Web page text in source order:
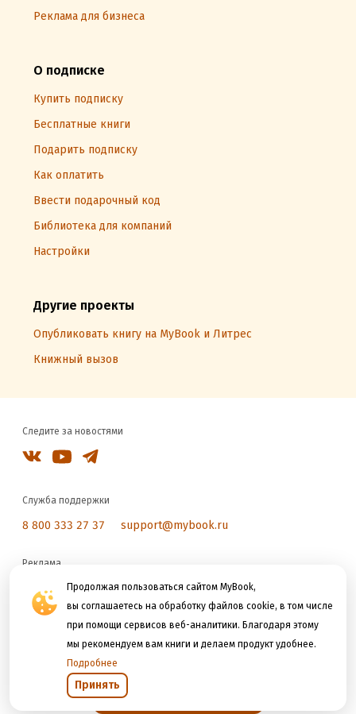
Продолжая пользоваться сайтом MyBook,
вы соглашаетесь на обработку файлов cookie, в том числе
при помощи сервисов веб-аналитики. Благодаря этому
мы рекомендуем вам книги и делаем продукт удобнее.
Подробнее
Принять
Реклама для бизнеса
О подписке
Купить подписку
Бесплатные книги
Подарить подписку
Как оплатить
Ввести подарочный код
Библиотека для компаний
Настройки
Другие проекты
Опубликовать книгу на MyBook и Литрес
Книжный вызов
Следите за новостями
Служба поддержки
8 800 333 27 37 support@mybook.ru
Реклама
reklama@litres.ru
Мы принимаем к оплате
Открыть в приложении